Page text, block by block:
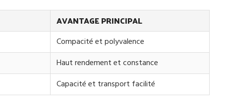
AVANTAGE PRINCIPAL
Compacité et polyvalence
Haut rendement et constance
Capacité et transport facilité